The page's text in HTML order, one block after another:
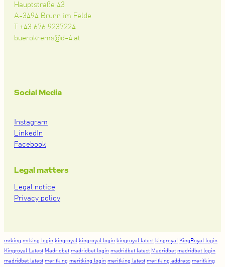
Hauptstraße 43
A-3494 Brunn im Felde
T +43 676 9237224
buerokrems@d-4.at
Social Media
Instagram
LinkedIn
Facebook
Legal matters
Legal notice
Privacy policy
mrking mrking login kingroyal kingroyal login kingroyal latest kingroyal KingRoyal login
Kingroyal Latest Madridbet madridbet login madridbet latest Madridbet madridbet login
madridbet latest meritking meritking login meritking latest meritking address meritking